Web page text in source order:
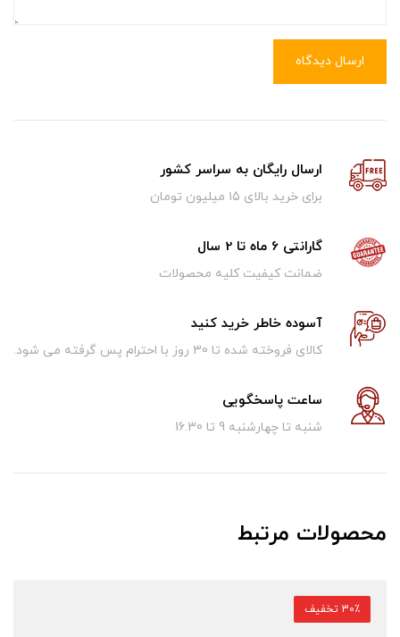
ارسال دیدگاه
ارسال رایگان به سراسر کشور
برای خرید بالای ۱5 میلیون تومان
گارانتی 6 ماه تا 2 سال
ضمانت کیفیت کلیه محصولات
آسوده خاطر خرید کنید
کالای فروخته شده تا 30 روز با احترام پس گرفته می شود.
ساعت پاسخگویی
شنبه تا چهارشنبه 9 تا 16.30
محصولات مرتبط
30٪ تخفیف